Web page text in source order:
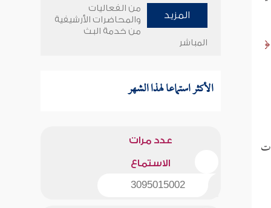
المزيد
من الفعاليات
والمحاضرات الأرشيفية
من خدمة البث
المباشر
الأكثر استماعا لهذا الشهر
عدد مرات
الاستماع
3095015002